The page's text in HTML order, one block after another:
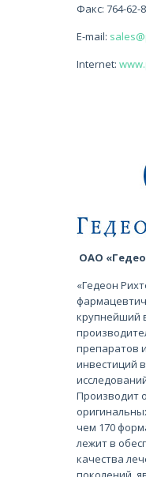
Факс: 764-62-
E-mail:
Internet:
ОАО
«Гедеон
крупнейший
препаратов
инвестиций
Производит
чем 170
лежит в
качества